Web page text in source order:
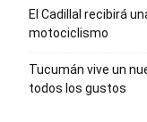
El Cadillal recibirá
motociclismo
Tucumán vive un
todos los gustos